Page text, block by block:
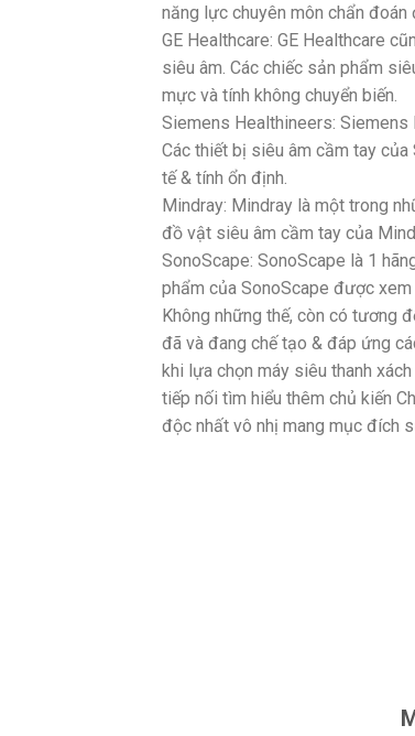
năng lực chuyên môn chẩn đoán
GE Healthcare: GE Healthcare
siêu âm. Các chiếc sản phẩm
mực và tính không chuyển biến.
Siemens Healthineers:
Các thiết bị siêu âm cầm tay
tế & tính ổn định.
Mindray: Mindray là một trong
đồ vật siêu âm cầm tay của
SonoScape: SonoScape là 1
phẩm của SonoScape được
Không những thế, còn có tương
đã và đang chế tạo & đáp ứng
khi lựa chọn máy siêu thanh
tiếp nối tìm hiểu thêm chủ kiến
độc nhất vô nhị mang mục đích